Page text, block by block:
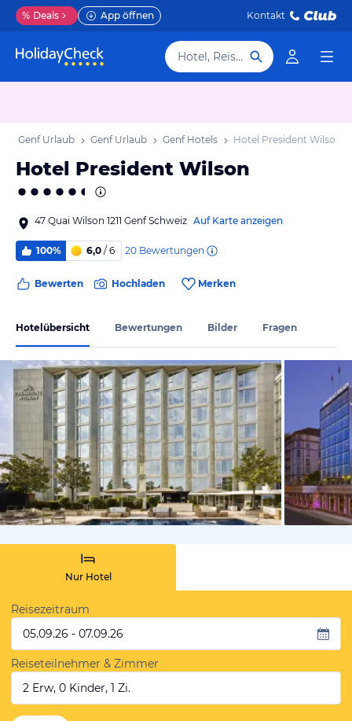
% Deals App öffnen Kontakt
Hotel, Reiseziel
Genf Urlaub Genf Urlaub Genf Hotels Hotel President Wilson
Hotel President Wilson
47 Quai Wilson 1211 Genf Schweiz Auf Karte anzeigen
100% 6,0 / 6 20 Bewertungen
Bewerten Hochladen Merken
Hotelübersicht Bewertungen Bilder Fragen
vom
Nur Hotel
Reisezeitraum
05.09.26 - 07.09.26
Reiseteilnehmer & Zimmer
2 Erw, 0 Kinder, 1 Zi.